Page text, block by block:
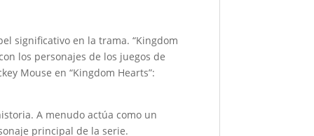
significativo en la trama. “Kingdom
los personajes de los juegos de
Mouse en “Kingdom Hearts”:
A menudo actúa como un
principal de la serie.